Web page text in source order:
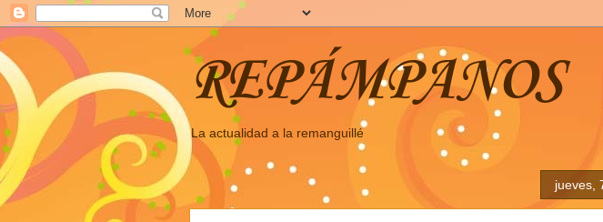
REPÁMPANOS
La actualidad a la remanguillé
jueves,